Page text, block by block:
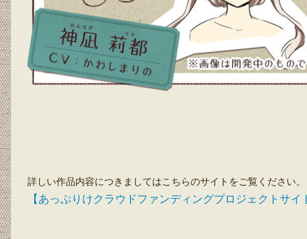
詳しい作品内容につきましてはこちらのサイトをご覧ください。
【あっぷりけクラウドファンディングプロジェクトサイ